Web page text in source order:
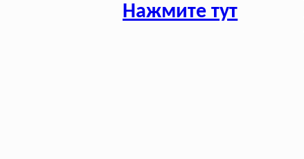
Нажмите тут